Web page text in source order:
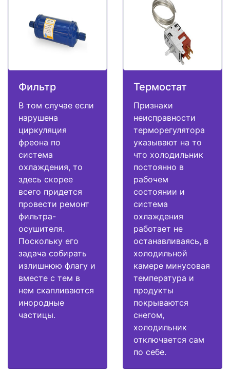
Фильтр
В том случае если
нарушена
циркуляция
фреона по
система
охлаждения, то
здесь скорее
всего придется
провести ремонт
фильтра-
осушителя.
Поскольку его
задача собирать
излишнюю флагу и
вместе с тем в
нем скапливаются
инородные
частицы.
Термостат
Признаки
неисправности
терморегулятора
указывают на то
что холодильник
постоянно в
рабочем
состоянии и
система
охлаждения
работает не
останавливаясь, в
холодильной
камере минусовая
температура и
продукты
покрываются
снегом,
холодильник
отключается сам
по себе.